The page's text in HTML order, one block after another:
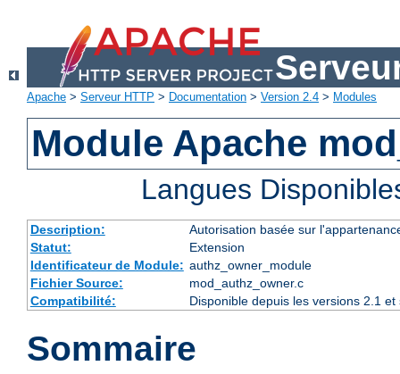
Apache > Serveur HTTP > Documentation > Version 2.4 > Modules
Module Apache
Langues
Description:
Autorisation basée sur
Statut:
Extension
Identificateur de Module: authz_owner_module
Fichier Source:
mod_authz_owner.c
Compatibilité:
Disponible depuis les versions 2.1
Sommaire